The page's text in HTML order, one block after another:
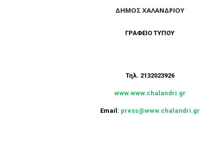
ΔΗΜΟΣ ΧΑΛΑΝΔΡΙΟΥ
ΓΡΑΦΕΙΟ ΤΥΠΟΥ
Τηλ. 2132023926
www.www.chalandri.gr
Email: press@www.chalandri.gr